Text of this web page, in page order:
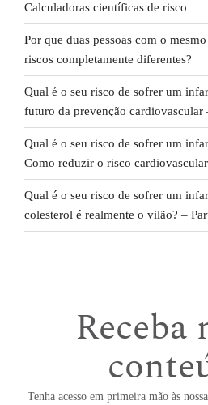
Calculadoras científicas de risco
Por que duas pessoas com o
riscos completamente diferentes?
Qual é o seu risco de sofrer um
futuro da prevenção cardiovascular
Qual é o seu risco de sofrer um
Como reduzir o risco
Qual é o seu risco de sofrer um
colesterol é realmente o vilão? –
Receba
Tenha acesso em primeira mão às